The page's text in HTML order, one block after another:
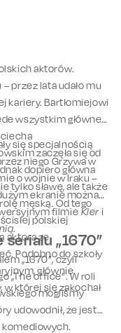
aktorów.
– przez lata udało mu
kariery. Bartłomiejowi
wszystkim główne
zaczęła się od
dopiero główna
tylko sławę, ale także
męską. Od tego
polskiej
aktora ze
Podobno do szkoły
głównie
w której się zakochał
się specjalnością
niego Grzywa w
o wojnie w Iraku –
ekranie można
filmie Kleri
.
„1670”
„1670”, czyli
„The office”. W roli
mogliśmy
udowodnił, że jest